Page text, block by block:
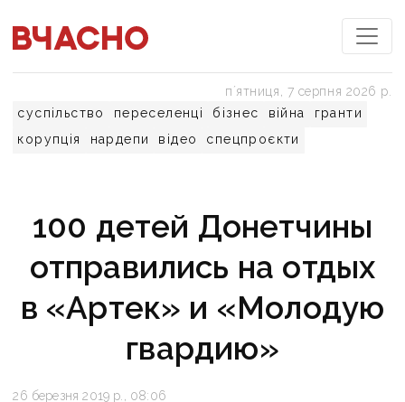
суспільство переселенці бізнес війна
гранти
корупція
нардепи відео спецпроєкти
пʼятниця, 7 серпня 2026 р.
100 детей Донетчины
отправились на отдых
в «Артек» и «Молодую
гвардию»
26 березня 2019 р., 08:06